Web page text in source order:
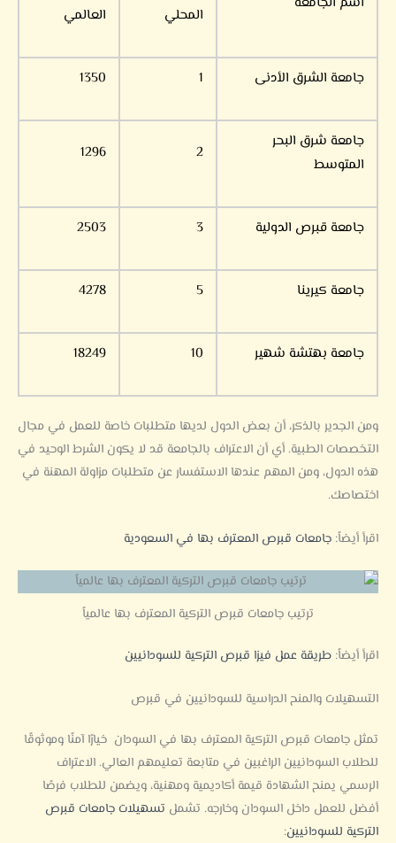
المحلي
العالمي
جامعة الشرق الأدنى 1
1350
جامعة شرق البحر
المتوسط
2
1296
جامعة قبرص الدولية 3
2503
جامعة كيرينا 5
4278
جامعة بهتشة شهير 10
18249
ومن الجدير بالذكر، أن بعض الدول لديها متطلبات خاصة للعمل في مجال
التخصصات الطبية. أي أن الاعتراف بالجامعة قد لا يكون الشرط الوحيد في
هذه الدول، ومن المهم عندها الاستفسار عن متطلبات مزاولة المهنة في
اختصاصك.
اقرأ أيضاً: جامعات قبرص المعترف بها في السعودية
ترتيب جامعات قبرص التركية المعترف بها عالمياً
اقرأ أيضاً: طريقة عمل فيزا قبرص التركية للسودانيين
التسهيلات والمنح الدراسية للسودانيين في قبرص
تمثل جامعات قبرص التركية المعترف بها في السودان خيارًا آمنًا وموثوقًا
للطلاب السودانيين الراغبين في متابعة تعليمهم العالي. الاعتراف
الرسمي يمنح الشهادة قيمة أكاديمية ومهنية، ويضمن للطلاب فرصًا
أفضل للعمل داخل السودان وخارجه. تشمل تسهيلات جامعات قبرص
التركية للسودانيين: